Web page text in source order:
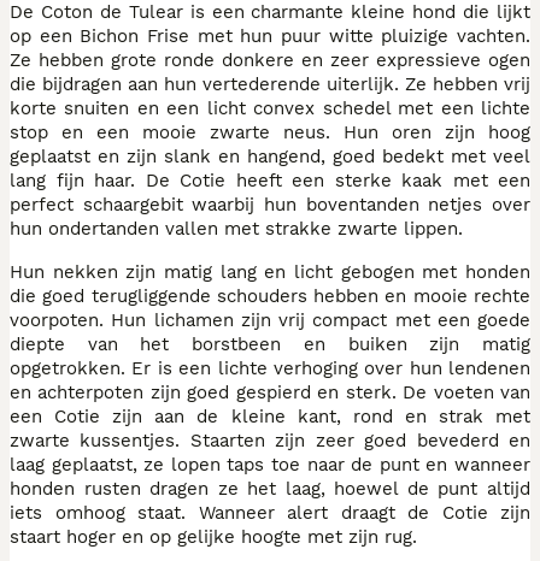
De Coton de Tulear is een charmante kleine hond die lijkt
op een Bichon Frise met hun puur witte pluizige vachten.
Ze hebben grote ronde donkere en zeer expressieve ogen
die bijdragen aan hun vertederende uiterlijk. Ze hebben vrij
korte snuiten en een licht convex schedel met een lichte
stop en een mooie zwarte neus. Hun oren zijn hoog
geplaatst en zijn slank en hangend, goed bedekt met veel
lang fijn haar. De Cotie heeft een sterke kaak met een
perfect schaargebit waarbij hun boventanden netjes over
hun ondertanden vallen met strakke zwarte lippen.
Hun nekken zijn matig lang en licht gebogen met honden
die goed terugliggende schouders hebben en mooie rechte
voorpoten. Hun lichamen zijn vrij compact met een goede
diepte van het borstbeen en buiken zijn matig
opgetrokken. Er is een lichte verhoging over hun lendenen
en achterpoten zijn goed gespierd en sterk. De voeten van
een Cotie zijn aan de kleine kant, rond en strak met
zwarte kussentjes. Staarten zijn zeer goed bevederd en
laag geplaatst, ze lopen taps toe naar de punt en wanneer
honden rusten dragen ze het laag, hoewel de punt altijd
iets omhoog staat. Wanneer alert draagt de Cotie zijn
staart hoger en op gelijke hoogte met zijn rug.